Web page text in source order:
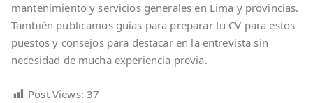
mantenimiento y servicios generales en Lima y provincias.
También publicamos guías para preparar tu CV para estos
puestos y consejos para destacar en la entrevista sin
necesidad de mucha experiencia previa.
Post Views: 37